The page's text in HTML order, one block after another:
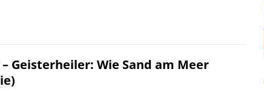
Geisterheiler: Wie Sand am Meer